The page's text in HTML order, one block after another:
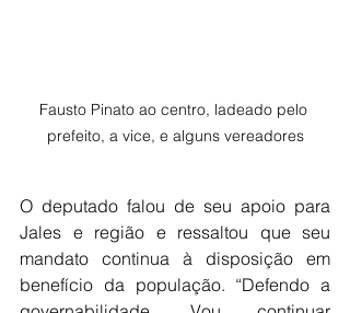
Fausto Pinato ao centro, ladeado pelo
prefeito, a vice, e alguns vereadores
O deputado falou de seu apoio para
Jales e região e ressaltou que seu
mandato continua à disposição em
benefício da população. “Defendo a